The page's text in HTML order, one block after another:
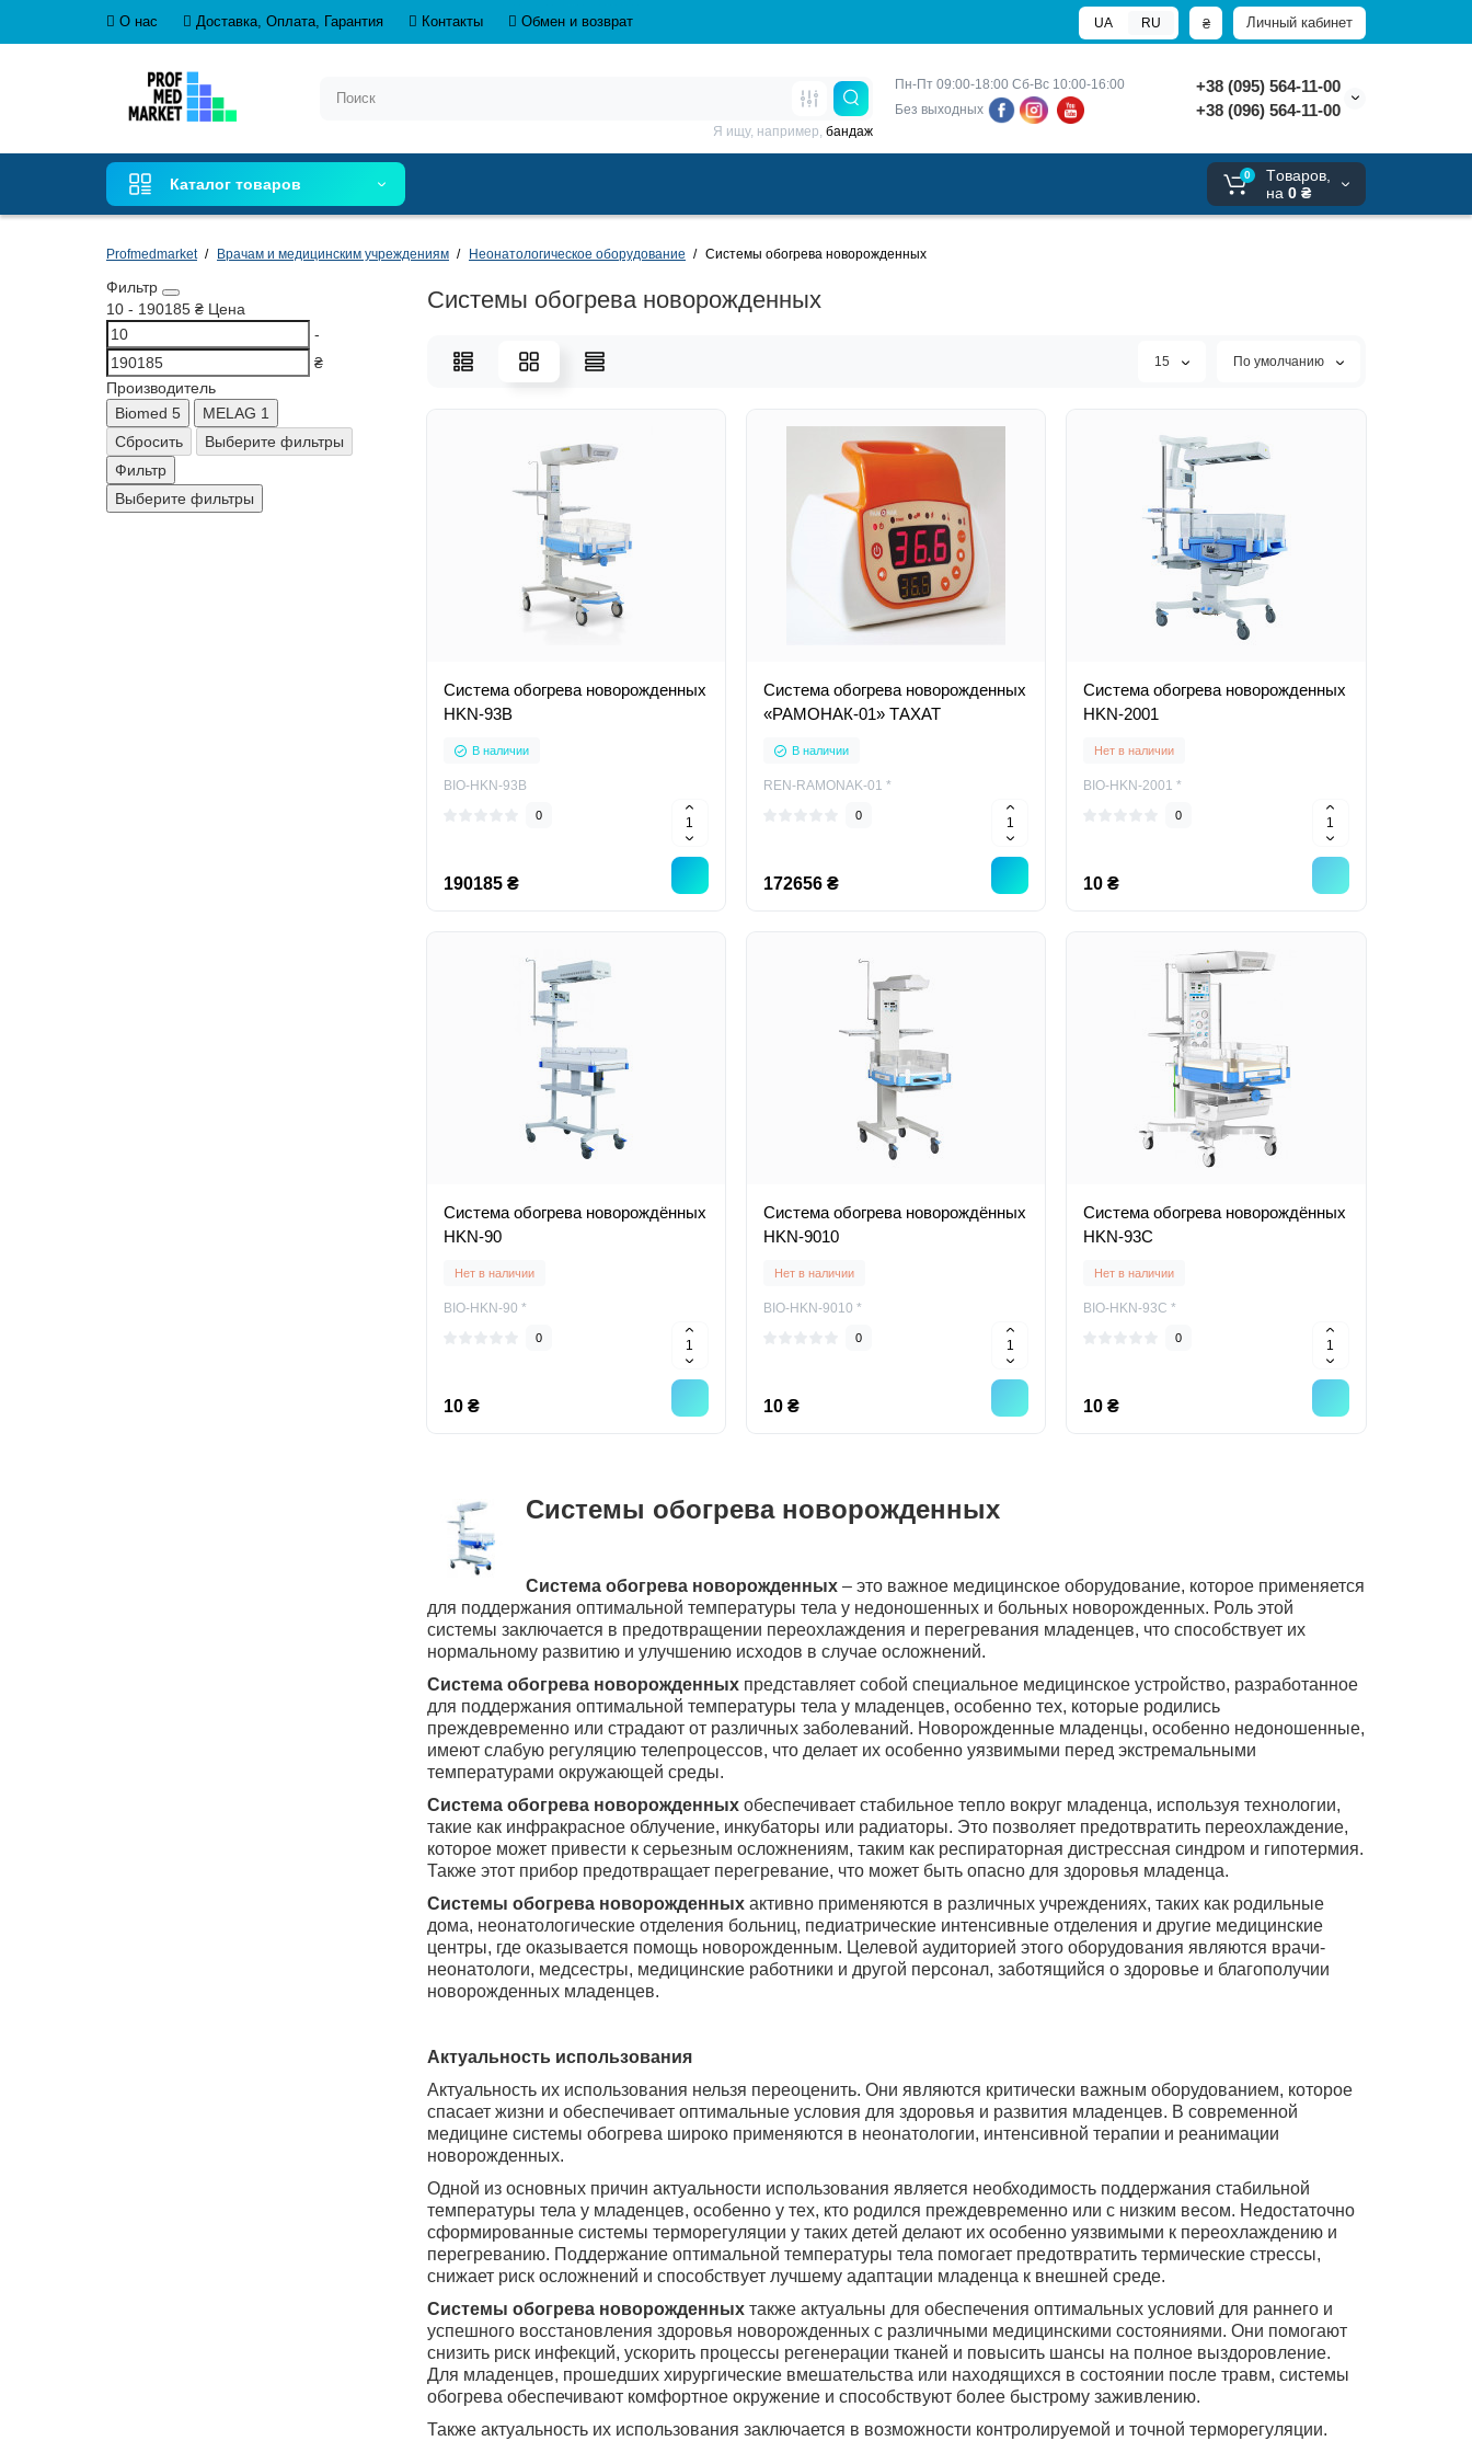
О нас Доставка, Оплата, Гарантия Контакты Обмен и возврат Личный кабинет
₴
UA RU
Пн-Пт 09:00-18:00 Сб-Вс 10:00-16:00
Без выходных
+38 (095) 564-11-00
+38 (096) 564-11-00
Я ищу, например, бандаж
Каталог товаров
0
Tоваров,
на 0 ₴
Profmedmarket Врачам и медицинским учреждениям Неонатологическое оборудование Системы обогрева новорожденных
Фильтр
10 - 190185 ₴ Цена
-
₴
Производитель
Biomed 5 MELAG 1
Сбросить
Выберите фильтры
Фильтр
Выберите фильтры
Системы обогрева новорожденных
15 По умолчанию
Система обогрева новорожденных
HKN-93B
В наличии
BIO-HKN-93B
0
190185 ₴
Система обогрева новорожденных
«РАМОНАК-01» ТАХАТ
В наличии
REN-RAMONAK-01 *
0
172656 ₴
Система обогрева новорожденных
HKN-2001
Нет в наличии
BIO-HKN-2001 *
0
10 ₴
Система обогрева новорождённых
HKN-90
Нет в наличии
BIO-HKN-90 *
0
10 ₴
Система обогрева новорождённых
HKN-9010
Нет в наличии
BIO-HKN-9010 *
0
10 ₴
Система обогрева новорождённых
HKN-93C
Нет в наличии
BIO-HKN-93C *
0
10 ₴
Системы обогрева новорожденных
Система обогрева новорожденных– это важное медицинское оборудование, которое применяется
для поддержания оптимальной температуры тела у недоношенных и больных новорожденных. Роль этой
системы заключается в предотвращении переохлаждения и перегревания младенцев, что способствует их
нормальному развитию и улучшению исходов в случае осложнений.
Система обогрева новорожденныхпредставляет собой специальное медицинское устройство, разработанное
для поддержания оптимальной температуры тела у младенцев, особенно тех, которые родились
преждевременно или страдают от различных заболеваний. Новорожденные младенцы, особенно недоношенные,
имеют слабую регуляцию телепроцессов, что делает их особенно уязвимыми перед экстремальными
температурами окружающей среды.
Система обогрева новорожденныхобеспечивает стабильное тепло вокруг младенца, используя технологии,
такие как инфракрасное облучение, инкубаторы или радиаторы. Это позволяет предотвратить переохлаждение,
которое может привести к серьезным осложнениям, таким как респираторная дистрессная синдром и гипотермия.
Также этот прибор предотвращает перегревание, что может быть опасно для здоровья младенца.
Системы обогрева новорожденныхактивно применяются в различных учреждениях, таких как родильные
дома, неонатологические отделения больниц, педиатрические интенсивные отделения и другие медицинские
центры, где оказывается помощь новорожденным. Целевой аудиторией этого оборудования являются врачи-
неонатологи, медсестры, медицинские работники и другой персонал, заботящийся о здоровье и благополучии
новорожденных младенцев.
Актуальность использования
Актуальность их использования нельзя переоценить. Они являются критически важным оборудованием, которое
спасает жизни и обеспечивает оптимальные условия для здоровья и развития младенцев. В современной
медицине системы обогрева широко применяются в неонатологии, интенсивной терапии и реанимации
новорожденных.
Одной из основных причин актуальности использования является необходимость поддержания стабильной
температуры тела у младенцев, особенно у тех, кто родился преждевременно или с низким весом. Недостаточно
сформированные системы терморегуляции у таких детей делают их особенно уязвимыми к переохлаждению и
перегреванию. Поддержание оптимальной температуры тела помогает предотвратить термические стрессы,
снижает риск осложнений и способствует лучшему адаптации младенца к внешней среде.
Системы обогрева новорожденных также актуальны для обеспечения оптимальных условий для раннего и
успешного восстановления здоровья новорожденных с различными медицинскими состояниями. Они помогают
снизить риск инфекций, ускорить процессы регенерации тканей и повысить шансы на полное выздоровление.
Для младенцев, прошедших хирургические вмешательства или находящихся в состоянии после травм, системы
обогрева обеспечивают комфортное окружение и способствуют более быстрому заживлению.
Также актуальность их использования заключается в возможности контролируемой и точной терморегуляции.